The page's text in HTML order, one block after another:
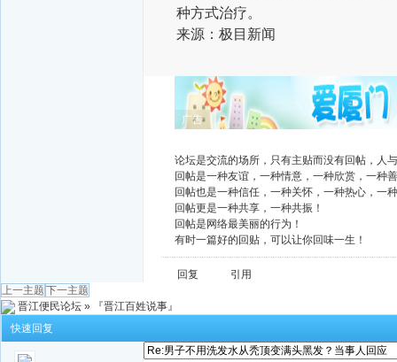
种方式治疗。
来源：极目新闻
广告
论坛是交流的场所，只有主贴而没有回帖，人
回帖是一种友谊，一种情意，一种欣赏，一种
回帖也是一种信任，一种关怀，一种热心，一
回帖更是一种共享，一种共振！
回帖是网络最美丽的行为！
有时一篇好的回贴，可以让你回味一生！
回复
引用
上一主题 下一主题
晋江便民论坛 »
『晋江百姓说事』
快速回复